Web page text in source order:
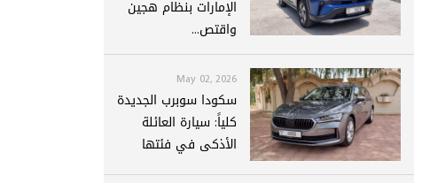
الإمارات بنظام هجين
واقتص...
May 02, 2026
سكودا سوبرب الجديدة
كلياً: سيارة العائلة
الأذكى في فئتها